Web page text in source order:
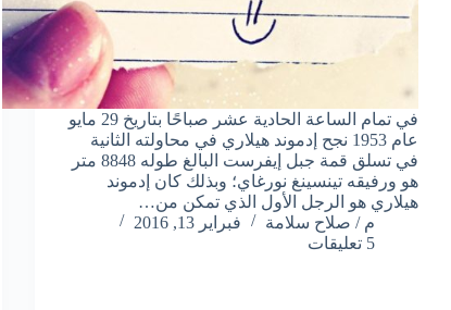
في تمام الساعة الحادية عشر صباحًا بتاريخ 29 مايو
عام 1953 نجح إدموند هيلاري في محاولته الثانية
في تسلق قمة جبل إيفرست البالغ طوله 8848 متر
هو ورفيقه تينسينغ نورغاي؛ وبذلك كان إدموند
هيلاري هو الرجل الأول الذي تمكن من…
م / صلاح سلامة
فبراير 13, 2016
5 تعليقات